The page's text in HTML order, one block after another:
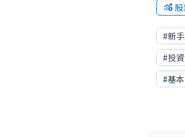
#新
#投
#基